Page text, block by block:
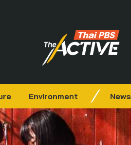
Environment News